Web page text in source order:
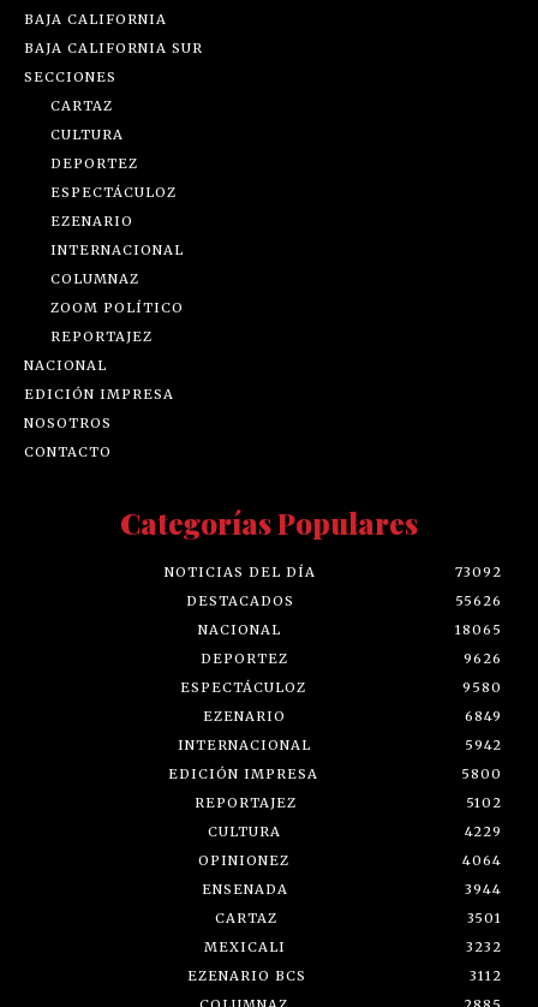
BAJA CALIFORNIA
BAJA CALIFORNIA SUR
SECCIONES
CARTAZ
CULTURA
DEPORTEZ
ESPECTÁCULOZ
EZENARIO
INTERNACIONAL
COLUMNAZ
ZOOM POLÍTICO
REPORTAJEZ
NACIONAL
EDICIÓN IMPRESA
NOSOTROS
CONTACTO
Categorías Populares
NOTICIAS DEL DÍA
73092
DESTACADOS
55626
NACIONAL
18065
DEPORTEZ
9626
ESPECTÁCULOZ
9580
EZENARIO
6849
INTERNACIONAL
5942
EDICIÓN IMPRESA
5800
REPORTAJEZ
5102
CULTURA
4229
OPINIONEZ
4064
ENSENADA
3944
CARTAZ
3501
MEXICALI
3232
EZENARIO BCS
3112